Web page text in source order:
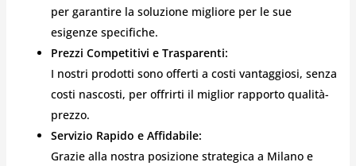
per garantire la soluzione migliore per le sue
esigenze specifiche.
Prezzi Competitivi e Trasparenti:
I nostri prodotti sono offerti a costi vantaggiosi, senza
costi nascosti, per offrirti il miglior rapporto qualità-
prezzo.
Servizio Rapido e Affidabile:
Grazie alla nostra posizione strategica a Milano e